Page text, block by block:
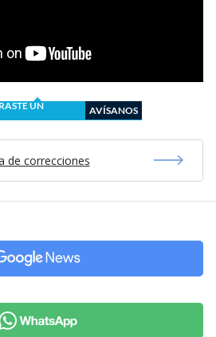
UN
AVÍSANOS
de correcciones